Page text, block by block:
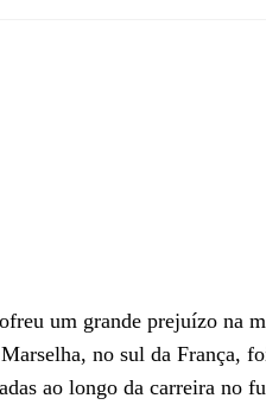
um grande prejuízo na
no sul da França,
ao longo da carreira no